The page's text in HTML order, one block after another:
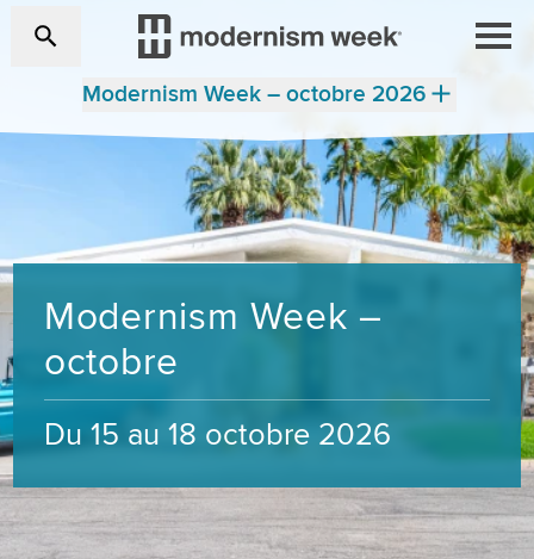
Modernism Week – octobre 2026
Modernism Week –
octobre
Du 15 au 18 octobre 2026